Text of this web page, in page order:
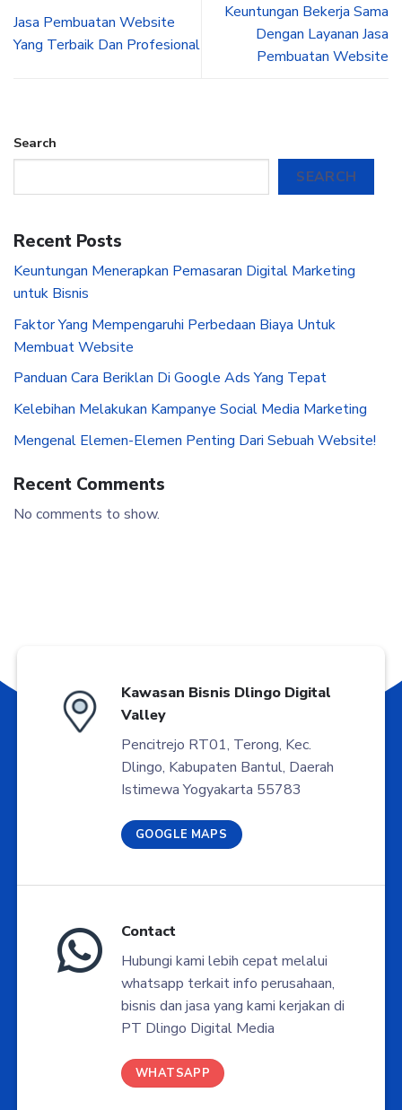
Jasa Pembuatan Website
Yang Terbaik Dan Profesional
Keuntungan Bekerja Sama
Dengan Layanan Jasa
Pembuatan Website
Search
SEARCH
Recent Posts
Keuntungan Menerapkan Pemasaran Digital Marketing
untuk Bisnis
Faktor Yang Mempengaruhi Perbedaan Biaya Untuk
Membuat Website
Panduan Cara Beriklan Di Google Ads Yang Tepat
Kelebihan Melakukan Kampanye Social Media Marketing
Mengenal Elemen-Elemen Penting Dari Sebuah Website!
Recent Comments
No comments to show.
Kawasan Bisnis Dlingo Digital
Valley
Pencitrejo RT01, Terong, Kec.
Dlingo, Kabupaten Bantul, Daerah
Istimewa Yogyakarta 55783
GOOGLE MAPS
Contact
Hubungi kami lebih cepat melalui
whatsapp terkait info perusahaan,
bisnis dan jasa yang kami kerjakan di
PT Dlingo Digital Media
WHATSAPP